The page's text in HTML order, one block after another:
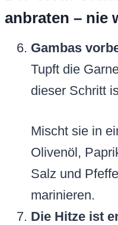
anbraten – nie
Gambas
Tupft die
dieser Schritt
Mischt sie in
Olivenöl,
Salz und
marinieren.
Die Hitze ist